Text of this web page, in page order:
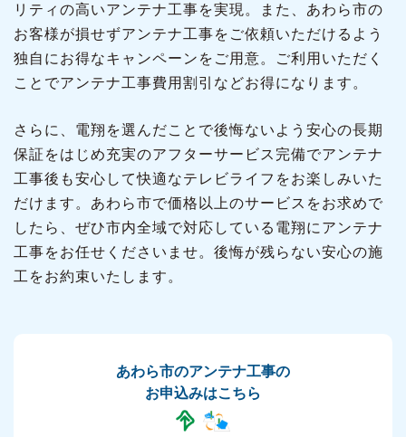
リティの高いアンテナ工事を実現。また、あわら市の
お客様が損せずアンテナ工事をご依頼いただけるよう
独自にお得なキャンペーンをご用意。ご利用いただく
ことでアンテナ工事費用割引などお得になります。
さらに、電翔を選んだことで後悔ないよう安心の長期
保証をはじめ充実のアフターサービス完備でアンテナ
工事後も安心して快適なテレビライフをお楽しみいた
だけます。あわら市で価格以上のサービスをお求めで
したら、ぜひ市内全域で対応している電翔にアンテナ
工事をお任せくださいませ。後悔が残らない安心の施
工をお約束いたします。
あわら市のアンテナ工事の
お申込みはこちら